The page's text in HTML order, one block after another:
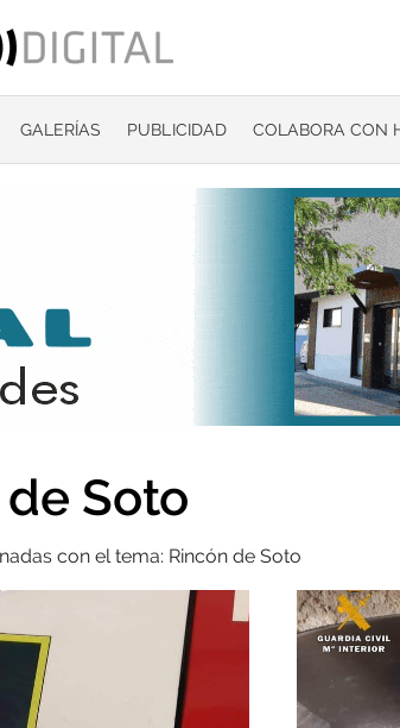
GALERÍAS PUBLICIDAD COLABORA CON
Soto
con el tema: Rincón de Soto